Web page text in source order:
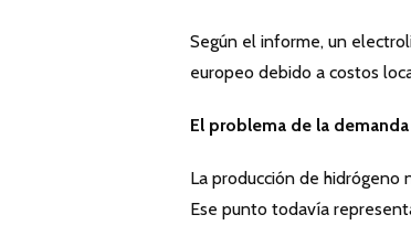
Según el informe, un
europeo debido a costos
El problema de la demanda
La producción de hidrógeno
Ese punto todavía